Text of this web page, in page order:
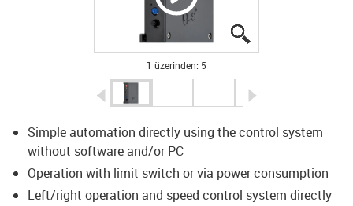
1 üzerinden: 5
igus-icon-arrow-left
Simple automation directly using the control system
without software and/or PC
Operation with limit switch or via power consumption
Left/right operation and speed control system directly